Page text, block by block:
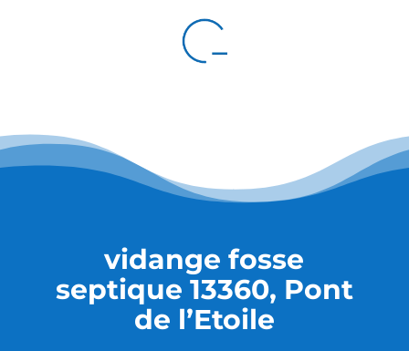
vidange fosse
septique 13360, Pont
de l’Etoile